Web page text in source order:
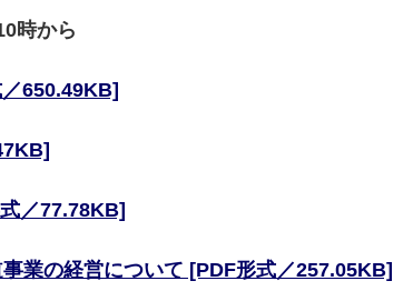
時から
650.49KB]
／77.78KB]
業の経営について [PDF形式／257.05KB]